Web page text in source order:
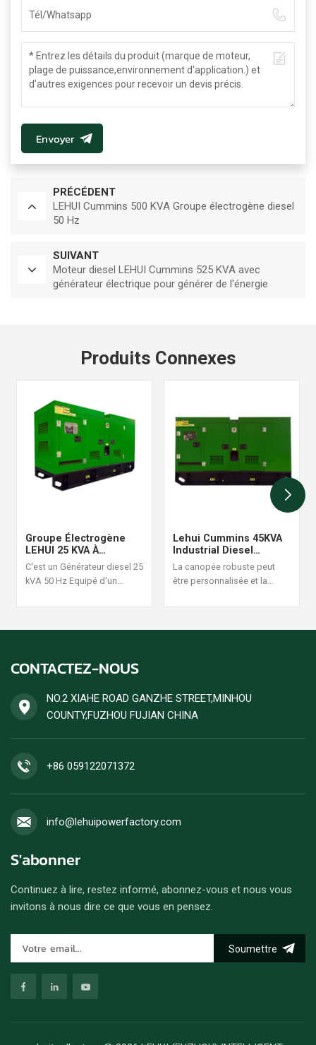
Envoyer
PRÉCÉDENT
LEHUI Cummins 500 KVA Groupe électrogène diesel
50 Hz
SUIVANT
Moteur diesel LEHUI Cummins 525 KVA avec
générateur électrique pour générer de l'énergie
Produits Connexes
Groupe Électrogène
LEHUI 25 KVA À
Démarrage
Automatique Avec
Surveillance À Distance
C'est un Générateur diesel 25
kVA 50 Hz Equipé d'un
est adapté aux situations
rendement énergétique
groupes électrogènes diesel
sont acceptées.
Lehui Cummins 45KVA
Industrial Diesel
Generator Set 60Hz
La canopée robuste peut
être personnalisée et la
est raisonnable et fiable, une
CONTACTEZ-NOUS
NO.2 XIAHE ROAD GANZHE STREET,MINHOU
COUNTY,FUZHOU FUJIAN CHINA
+86 059122071372
info@lehuipowerfactory.com
S'abonner
Continuez à lire, restez informé, abonnez-vous et nous vous
invitons à nous dire ce que vous en pensez.
Soumettre